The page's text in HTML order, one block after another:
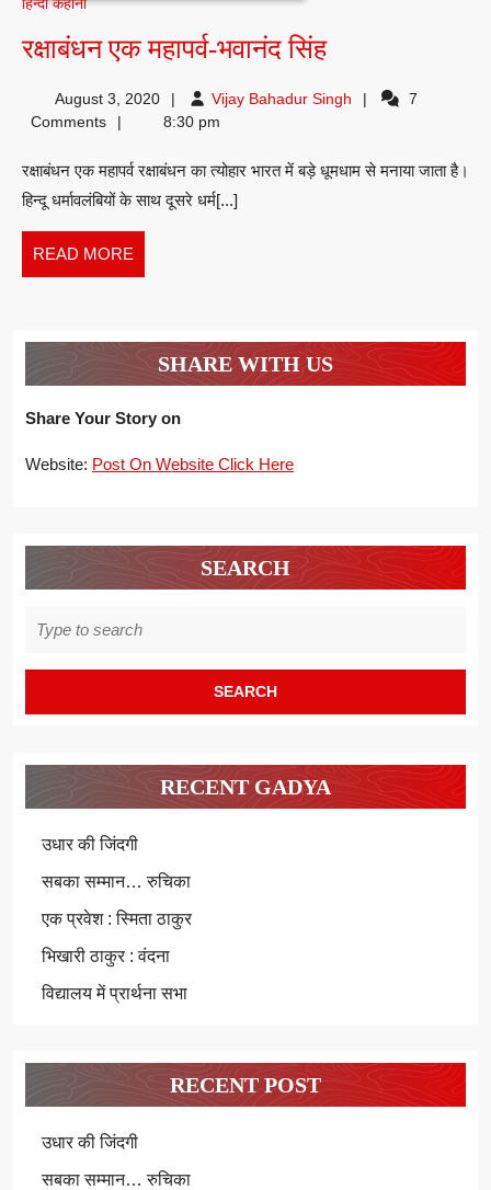
रक्षाबंधन एक महापर्व-भवानंद सिंहरक्षाबंधन
महापर्व-
सिंह
August 3, 2020 Vijay Bahadur Singh Vijay
7
Comments
8:30 pm
रक्षाबंधन एक महापर्व रक्षाबंधन का त्योहार भारत में बड़े धूमधाम से मनाया जाता है।
हिन्दू धर्मावलंबियों के साथ दूसरे धर्म[...]
READ MORE
MORE
SHARE WITH US
Share Your Story on
Website: Post On Website Click Here
SEARCH
for:
RECENT GADYA
उधार की जिंदगी
सबका सम्मान… रुचिका
एक प्रवेश : स्मिता ठाकुर
भिखारी ठाकुर : वंदना
विद्यालय में प्रार्थना सभा
RECENT POST
उधार की जिंदगी
सबका सम्मान… रुचिका